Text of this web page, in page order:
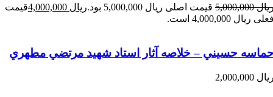
5,000,000 قیمت اصلی ریال 5,000,000 بود. ریال
قیمت
ریال 4,000,000 است.
حسيني – خلاصه آثار استاد شهيد مرتضي مطهري